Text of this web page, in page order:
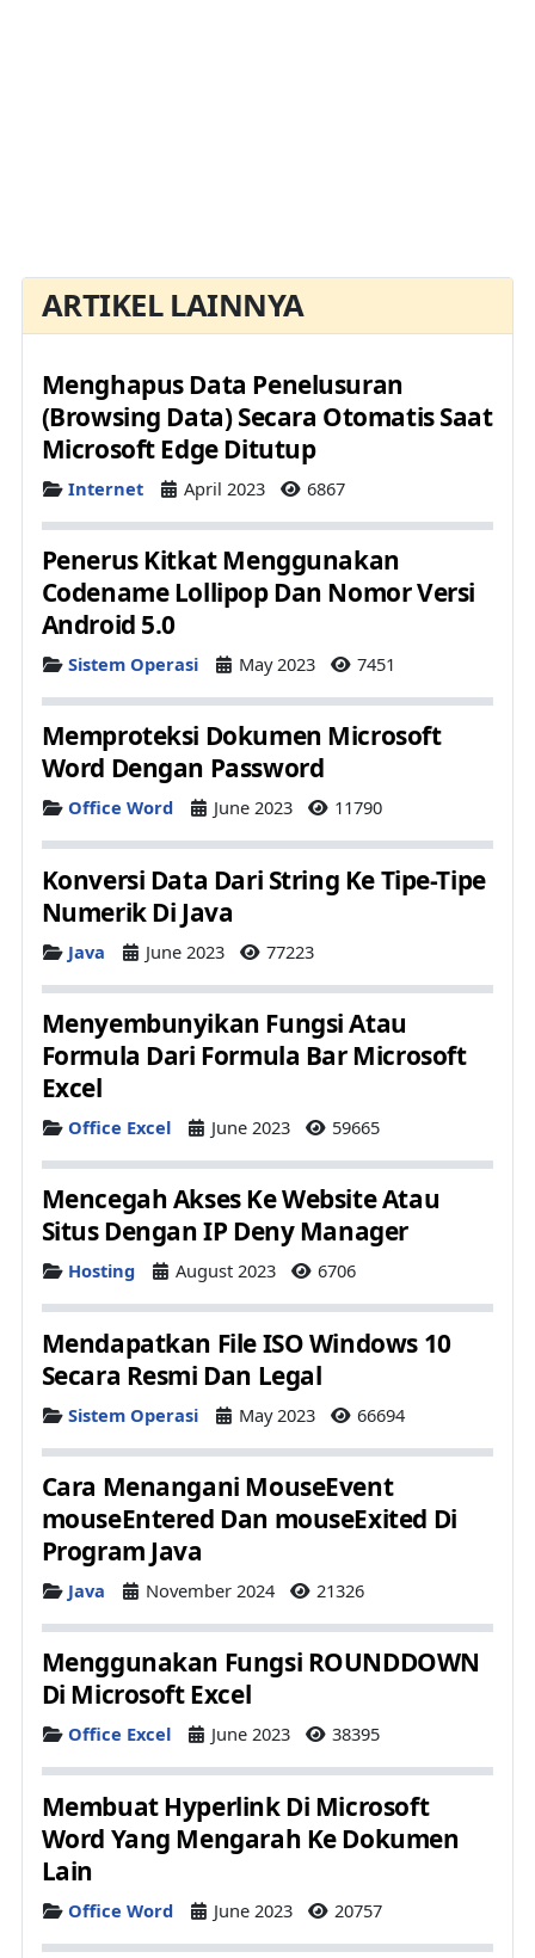
ARTIKEL LAINNYA
Menghapus Data Penelusuran
(Browsing Data) Secara Otomatis Saat
Microsoft Edge Ditutup
Details
Internet April 2023 6867
Penerus Kitkat Menggunakan
Codename Lollipop Dan Nomor Versi
Android 5.0
Details
Sistem Operasi May 2023 7451
Memproteksi Dokumen Microsoft
Word Dengan Password
Details
Office Word June 2023 11790
Konversi Data Dari String Ke Tipe-Tipe
Numerik Di Java
Details
Java June 2023 77223
Menyembunyikan Fungsi Atau
Formula Dari Formula Bar Microsoft
Excel
Details
Office Excel June 2023 59665
Mencegah Akses Ke Website Atau
Situs Dengan IP Deny Manager
DetailsHosting August 2023 6706
Mendapatkan File ISO Windows 10
Secara Resmi Dan Legal
Details
Sistem Operasi May 2023 66694
Cara Menangani MouseEvent
mouseEntered Dan mouseExited Di
Program Java
Details
Java November 2024 21326
Menggunakan Fungsi ROUNDDOWN
Di Microsoft Excel
Details
Office Excel June 2023 38395
Membuat Hyperlink Di Microsoft
Word Yang Mengarah Ke Dokumen
Lain
Details
Office Word June 2023 20757